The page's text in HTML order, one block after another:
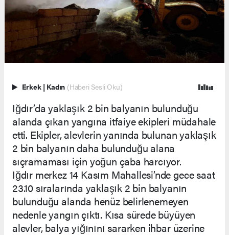
Erkek | Kadın (Haberi Sesli Oku)
Iğdır’da yaklaşık 2 bin balyanın bulunduğu
alanda çıkan yangına itfaiye ekipleri müdahale
etti. Ekipler, alevlerin yanında bulunan yaklaşık
2 bin balyanın daha bulunduğu alana
sıçramaması için yoğun çaba harcıyor.
Iğdır merkez 14 Kasım Mahallesi’nde gece saat
23.10 sıralarında yaklaşık 2 bin balyanın
bulunduğu alanda henüz belirlenemeyen
nedenle yangın çıktı. Kısa sürede büyüyen
alevler, balya yığınını sararken ihbar üzerine